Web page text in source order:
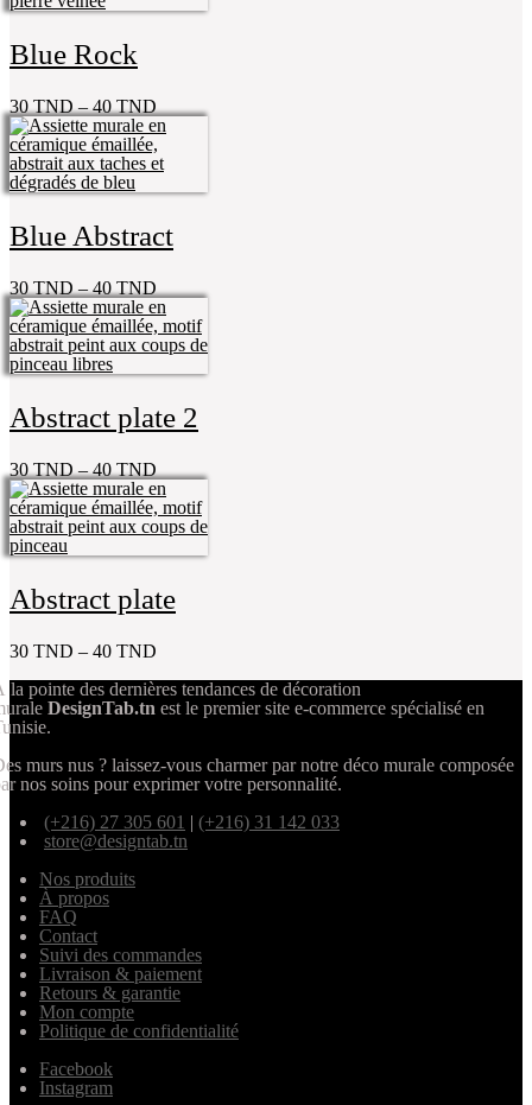
Blue Rock
30TND–40TND
Blue Abstract
30TND–40TND
Abstract plate 2
30TND–40TND
Abstract plate
30 TND – 40 TND
la pointe des dernières tendances de décoration
DesignTab.tn est le premier site e-commerce spécialisé en
murs nus ? laissez-vous charmer par notre déco murale composée
nos soins pour exprimer votre personnalité.
(+216) 27 305 601 | (+216) 31 142 033
store@designtab.tn
Nos produits
À propos
FAQ
Contact
Suivi des commandes
Livraison & paiement
Retours & garantie
Mon compte
Politique de confidentialité
Facebook
Instagram